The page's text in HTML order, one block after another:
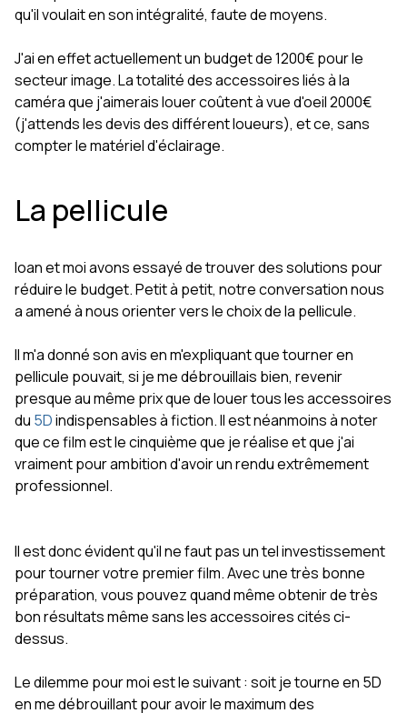
qu'il voulait en son intégralité, faute de moyens.
J'ai en effet actuellement un budget de 1200€ pour le
secteur image. La totalité des accessoires liés à la
caméra que j'aimerais louer coûtent à vue d'oeil 2000€
(j'attends les devis des différent loueurs), et ce, sans
compter le matériel d'éclairage.
La pellicule
Ioan et moi avons essayé de trouver des solutions pour
réduire le budget. Petit à petit, notre conversation nous
a amené à nous orienter vers le choix de la pellicule.
Il m'a donné son avis en m'expliquant que tourner en
pellicule pouvait, si je me débrouillais bien, revenir
presque au même prix que de louer tous les accessoires
du 5Dindispensables à fiction. Il est néanmoins à noter
que ce film est le cinquième que je réalise et que j'ai
vraiment pour ambition d'avoir un rendu extrêmement
professionnel.
Il est donc évident qu'il ne faut pas un tel investissement
pour tourner votre premier film. Avec une très bonne
préparation, vous pouvez quand même obtenir de très
bon résultats même sans les accessoires cités ci-
dessus.
Le dilemme pour moi est le suivant : soit je tourne en 5D
en me débrouillant pour avoir le maximum des